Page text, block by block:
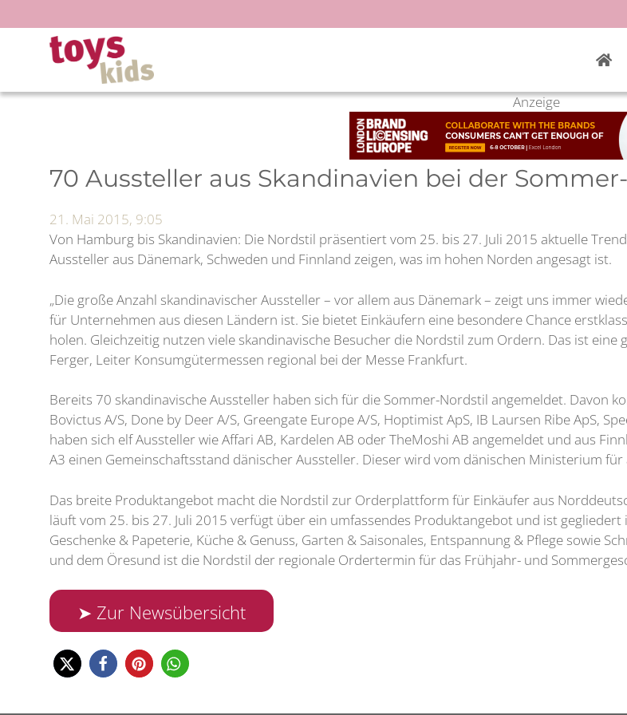
Inhalt
springen
Anzeige
70 Aussteller aus Skandinavien bei der
21. Mai 2015, 9:05
Von Hamburg bis Skandinavien: Die Nordstil präsentiert vom 25. bis 27. Juli 2015 aktuelle
Aussteller aus Dänemark, Schweden und Finnland zeigen, was im hohen Norden angesagt ist.
„Die große Anzahl skandinavischer Aussteller – vor allem aus Dänemark – zeigt uns immer
für Unternehmen aus diesen Ländern ist. Sie bietet Einkäufern eine besondere Chance
holen. Gleichzeitig nutzen viele skandinavische Besucher die Nordstil zum Ordern. Das ist
Ferger, Leiter Konsumgütermessen regional bei der Messe Frankfurt.
Bereits 70 skandinavische Aussteller haben sich für die Sommer-Nordstil angemeldet. Davon
Bovictus A/S, Done by Deer A/S, Greengate Europe A/S, Hoptimist ApS, IB Laursen Ribe ApS,
haben sich elf Aussteller wie Affari AB, Kardelen AB oder TheMoshi AB angemeldet und aus
A3 einen Gemeinschaftsstand dänischer Aussteller. Dieser wird vom dänischen Ministerium
Das breite Produktangebot macht die Nordstil zur Orderplattform für Einkäufer aus
läuft vom 25. bis 27. Juli 2015 verfügt über ein umfassendes Produktangebot und ist
Geschenke & Papeterie, Küche & Genuss, Garten & Saisonales, Entspannung & Pflege sowie
und dem Öresund ist die Nordstil der regionale Ordertermin für das Frühjahr- und
➤ Zur Newsübersicht